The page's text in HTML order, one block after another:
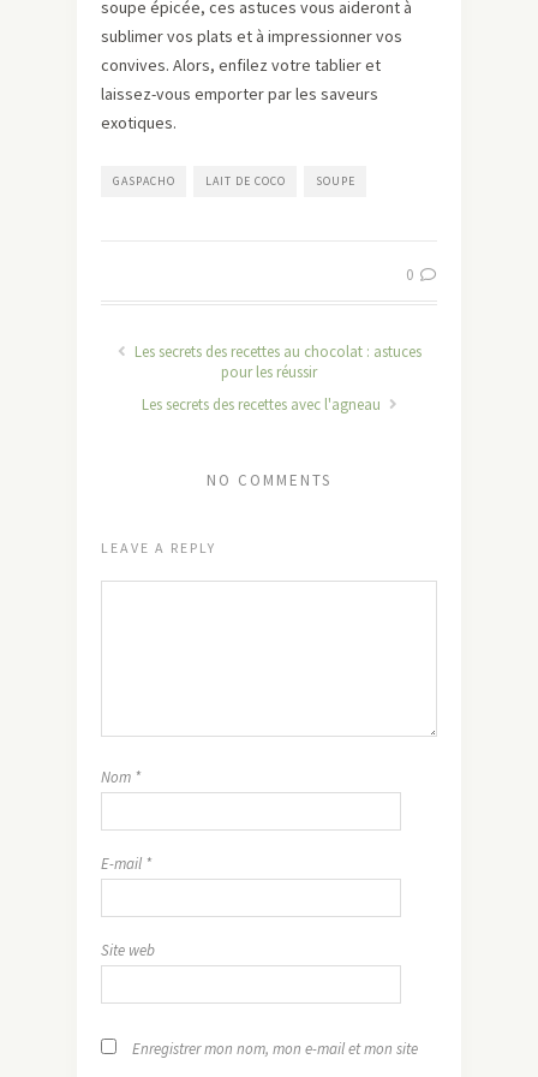
soupe épicée, ces astuces vous aideront à
sublimer vos plats et à impressionner vos
convives. Alors, enfilez votre tablier et
laissez-vous emporter par les saveurs
exotiques.
GASPACHO LAIT DE COCO SOUPE
0
Les secrets des recettes au chocolat : astuces
pour les réussir
Les secrets des recettes avec l'agneau
NO COMMENTS
LEAVE A REPLY
Nom *
E-mail *
Site web
Enregistrer mon nom, mon e-mail et mon site